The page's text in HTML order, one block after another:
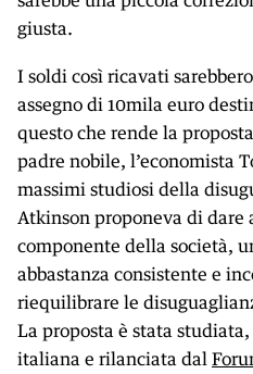
giusta.
I soldi così ricavati
assegno di 10mila euro
questo che rende la
padre nobile, l’economista
massimi studiosi della
Atkinson proponeva di dare
componente della società,
abbastanza consistente e
riequilibrare le
La proposta è stata
italiana e rilanciata dal